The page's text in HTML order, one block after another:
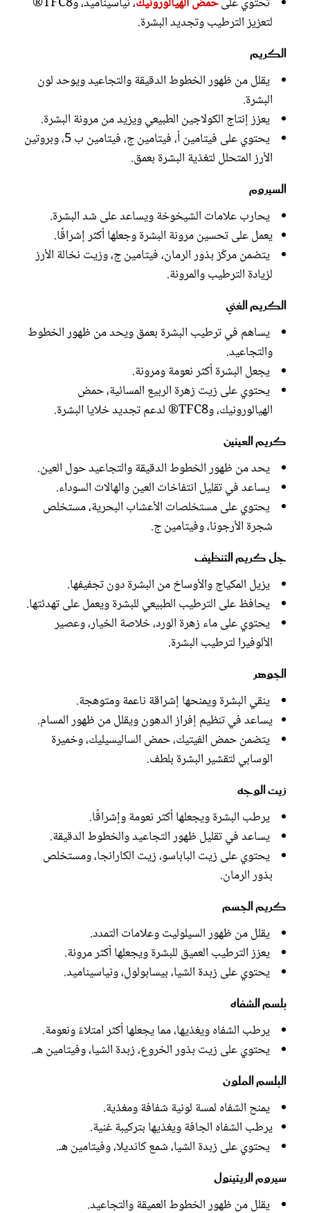
لتعزيز الترطيب وتجديد البشرة.
الكريم
يقلل من ظهور الخطوط الدقيقة والتجاعيد ويوحد لون
البشرة.
يعزز إنتاج الكولاجين الطبيعي ويزيد من مرونة البشرة.
يحتوي على فيتامين أ، فيتامين ج، فيتامين ب 5، وبروتين
الأرز المتحلل لتغذية البشرة بعمق.
السيروم
يحارب علامات الشيخوخة ويساعد على شد البشرة.
يعمل على تحسين مرونة البشرة وجعلها أكثر إشراقًا.
يتضمن مركّز بذور الرمان، فيتامين ج، وزيت نخالة الأرز
لزيادة الترطيب والمرونة.
الكريم الغني
يساهم في ترطيب البشرة بعمق ويحد من ظهور الخطوط
والتجاعيد.
يجعل البشرة أكثر نعومة ومرونة.
يحتوي على زيت زهرة الربيع المسائية، حمض
الهيالورونيك، وTFC8® لدعم تجديد خلايا البشرة.
كريم العينين
يحد من ظهور الخطوط الدقيقة والتجاعيد حول العين.
يساعد في تقليل انتفاخات العين والهالات السوداء.
يحتوي على مستخلصات الأعشاب البحرية، مستخلص
شجرة الأرجونا، وفيتامين ج.
جل كريم التنظيف
يزيل المكياج والأوساخ من البشرة دون تجفيفها.
يحافظ على الترطيب الطبيعي للبشرة ويعمل على تهدئتها.
يحتوي على ماء زهرة الورد، خلاصة الخيار، وعصير
الألوفيرا لترطيب البشرة.
الجوهر
ينقي البشرة ويمنحها إشراقة ناعمة ومتوهجة.
يساعد في تنظيم إفراز الدهون ويقلل من ظهور المسام.
يتضمن حمض الفيتيك، حمض الساليسيليك، وخميرة
الوسابي لتقشير البشرة بلطف.
زيت الوجه
يرطب البشرة ويجعلها أكثر نعومة وإشراقًا.
يساعد في تقليل ظهور التجاعيد والخطوط الدقيقة.
يحتوي على زيت الباباسو، زيت الكارانجا، ومستخلص
بذور الرمان.
كريم الجسم
يقلل من ظهور السيلوليت وعلامات التمدد.
يعزز الترطيب العميق للبشرة ويجعلها أكثر مرونة.
يحتوي على زبدة الشيا، بيسابولول، ونياسيناميد.
بلسم الشفاه
يرطب الشفاه ويغذيها، مما يجعلها أكثر امتلاءً ونعومة.
يحتوي على زيت بذور الخروع، زبدة الشيا، وفيتامين هـ.
البلسم الملون
يمنح الشفاه لمسة لونية شفافة ومغذية.
يرطب الشفاه الجافة ويغذيها بتركيبة غنية.
يحتوي على زبدة الشيا، شمع كانديلا، وفيتامين هـ.
سيروم الريتينول
يقلل من ظهور الخطوط العميقة والتجاعيد.